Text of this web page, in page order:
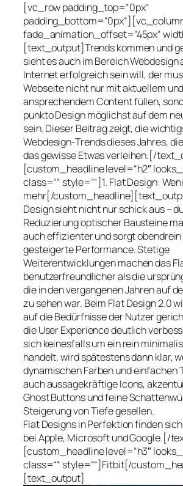
[vc_row padding_top=“0px“
fade_animation_offset=“45px“
[text_output]Trends kommen und
sieht es auch im Bereich Webdesign
Internet erfolgreich sein will, der
Webseite nicht nur mit aktuellem und
ansprechendem Content füllen,
punkto Design möglichst auf dem
sein. Dieser Beitrag zeigt, die
Webdesign-Trends dieses Jahres,
das gewisse Etwas verleihen.[/
[custom_headline level=“h2″
class=““ style=““]1. Flat Design:
mehr[/
Design sieht nicht nur schick aus –
Reduzierung optischer Bausteine
auch effizienter und sorgt
gesteigerte Performance. Stetige
Weiterentwicklungen machen das
benutzerfreundlicher als die
die in den vergangenen Jahren auf
zu sehen war. Beim Flat Design 2.0
auf die Bedürfnisse der Nutzer
die User Experience deutlich
sich keinesfalls um ein rein
handelt, wird spätestens dann klar,
dynamischen Farben und einfachen
auch aussagekräftige Icons,
Ghost Buttons und feine
Steigerung von Tiefe gesellen.
Flat Designs in Perfektion finden
bei Apple, Microsoft und Google.[/
[custom_headline level=“h3″
class=““ style=““]Fitbit[/
[text_output]